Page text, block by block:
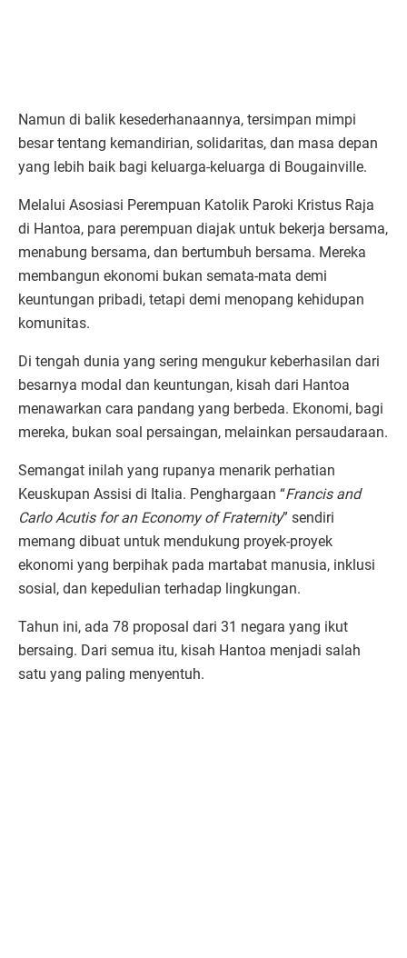
Namun di balik kesederhanaannya, tersimpan mimpi
besar tentang kemandirian, solidaritas, dan masa depan
yang lebih baik bagi keluarga-keluarga di Bougainville.
Melalui Asosiasi Perempuan Katolik Paroki Kristus Raja
di Hantoa, para perempuan diajak untuk bekerja bersama,
menabung bersama, dan bertumbuh bersama. Mereka
membangun ekonomi bukan semata-mata demi
keuntungan pribadi, tetapi demi menopang kehidupan
komunitas.
Di tengah dunia yang sering mengukur keberhasilan dari
besarnya modal dan keuntungan, kisah dari Hantoa
menawarkan cara pandang yang berbeda. Ekonomi, bagi
mereka, bukan soal persaingan, melainkan persaudaraan.
Semangat inilah yang rupanya menarik perhatian
Keuskupan Assisi di Italia. Penghargaan “Francis and
Carlo Acutis for an Economy of Fraternity” sendiri
memang dibuat untuk mendukung proyek-proyek
ekonomi yang berpihak pada martabat manusia, inklusi
sosial, dan kepedulian terhadap lingkungan.
Tahun ini, ada 78 proposal dari 31 negara yang ikut
bersaing. Dari semua itu, kisah Hantoa menjadi salah
satu yang paling menyentuh.